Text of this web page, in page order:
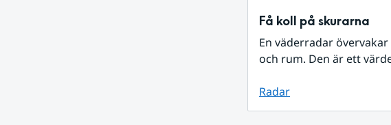
Få koll på skurarna
En väderradar
och rum. Den är ett
Radar